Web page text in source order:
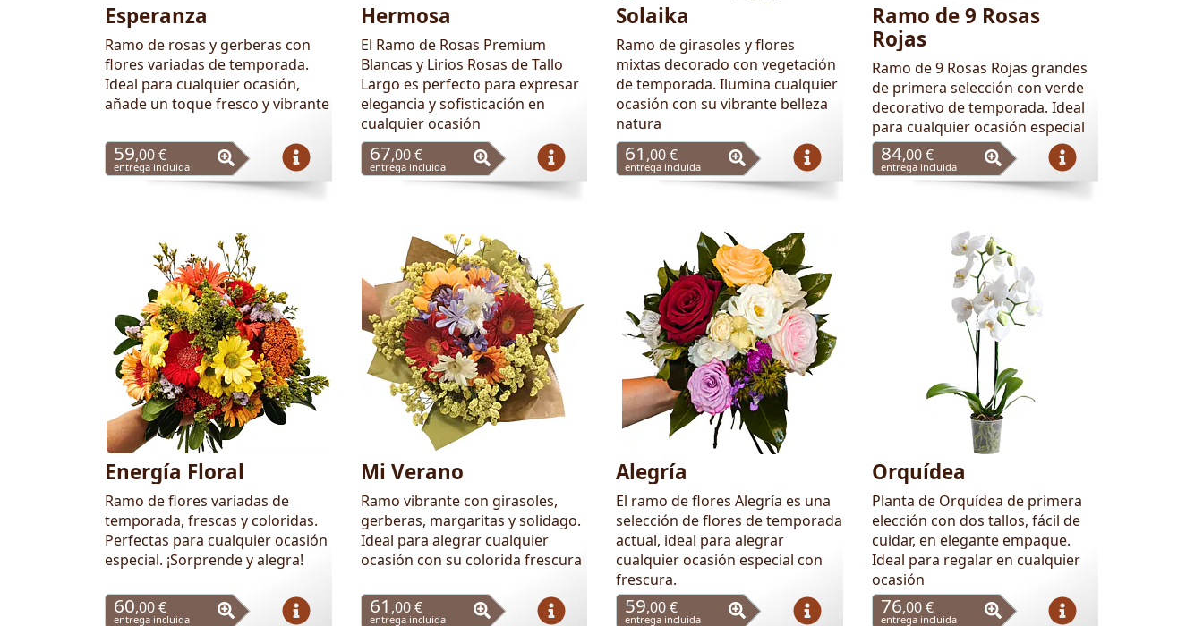
Esperanza
Ramo de rosas y gerberas con
flores variadas de temporada.
Ideal para cualquier ocasión,
añade un toque fresco y vibrante
59,00 €
entrega incluida
Hermosa
El Ramo de Rosas Premium
Blancas y Lirios Rosas de Tallo
Largo es perfecto para expresar
elegancia y sofisticación en
cualquier ocasión
67,00 €
entrega incluida
Solaika
Ramo de girasoles y flores
mixtas decorado con vegetación
de temporada. Ilumina cualquier
ocasión con su vibrante belleza
natura
61 ,00 €
entrega incluida
Ramo de 9 Rosas
Rojas
Ramo de 9 Rosas Rojas grandes
de primera selección con verde
decorativo de temporada. Ideal
para cualquier ocasión especial
84,00 €
entrega incluida
Energía Floral
Ramo de flores variadas de
temporada, frescas y coloridas.
Perfectas para cualquier ocasión
especial. ¡Sorprende y alegra!
60,00 €
entrega incluida
Mi Verano
Ramo vibrante con girasoles,
gerberas, margaritas y solidago.
Ideal para alegrar cualquier
ocasión con su colorida frescura
61 ,00 €
entrega incluida
Alegría
El ramo de flores Alegría es una
selección de flores de temporada
actual, ideal para alegrar
cualquier ocasión especial con
frescura.
59,00 €
entrega incluida
Orquídea
Planta de Orquídea de primera
elección con dos tallos, fácil de
cuidar, en elegante empaque.
Ideal para regalar en cualquier
ocasión
76,00 €
entrega incluida